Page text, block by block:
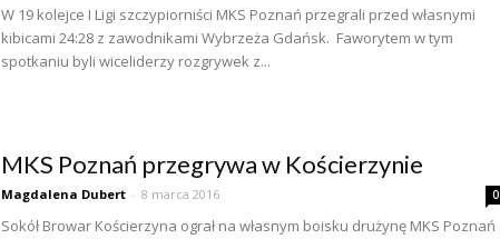
W 19 kolejce I Ligi szczypiorniści MKS Poznań przegrali przed własnymi
kibicami 24:28 z zawodnikami Wybrzeża Gdańsk. Faworytem w tym
spotkaniu byli wiceliderzy rozgrywek z...
MKS Poznań przegrywa w Kościerzynie
Magdalena Dubert - 8 marca 2016 0
Sokół Browar Kościerzyna ograł na własnym boisku drużynę MKS Poznań